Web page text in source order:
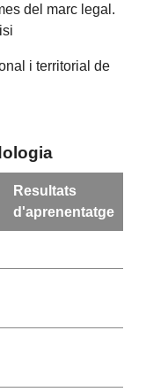
del marc legal.
i territorial de
Resultats
d'aprenentatge